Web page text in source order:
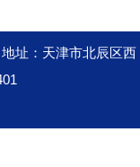
址：天津市北辰区西